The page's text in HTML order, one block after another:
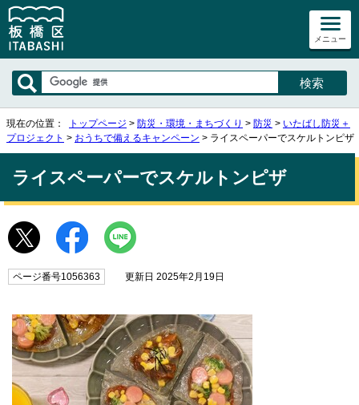
メニュー
現在の位置： トップページ > 防災・環境・まちづくり > 防災 > いたばし防災＋
プロジェクト > おうちで備えるキャンペーン > ライスペーパーでスケルトンピザ
ライスペーパーでスケルトンピザ
ページ番号1056363 更新日 2025年2月19日